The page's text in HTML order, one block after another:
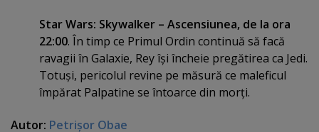
Star Wars: Skywalker – Ascensiunea, de la ora
22:00. În timp ce Primul Ordin continuă să facă
ravagii în Galaxie, Rey îşi încheie pregătirea ca Jedi.
Totuşi, pericolul revine pe măsură ce maleficul
împărat Palpatine se întoarce din morţi.
Autor: Petrişor Obae